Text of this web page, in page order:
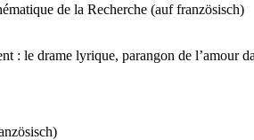
de la Recherche (auf französisch)
le drame lyrique, parangon de l’amour